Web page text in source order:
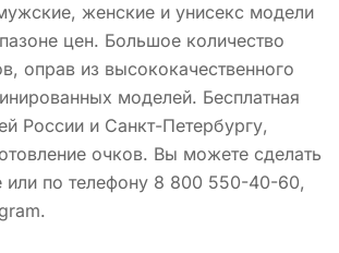
женские и унисекс модели
цен. Большое количество
оправ из высококачественного
моделей. Бесплатная
России и Санкт-Петербургу,
очков. Вы можете сделать
или по телефону 8 800 550-40-60,